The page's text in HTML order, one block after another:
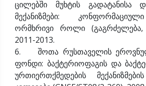
ცილებში მუხტის გადატანისა
მექანიზმები:
ორმხრივი როლი
2011-2013.
6. შოთა რუსთაველის
ფონდი: ბაქტერიოფაგის და
ურთიერთქმედების